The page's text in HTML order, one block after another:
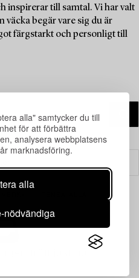
alla" samtycker du till
för att förbättra
analysera webbplatsens
marknadsföring.
alla
nödvändiga
inspirerar till samtal. Vi har valt
väcka begär vare sig du är
färgstarkt och personligt till